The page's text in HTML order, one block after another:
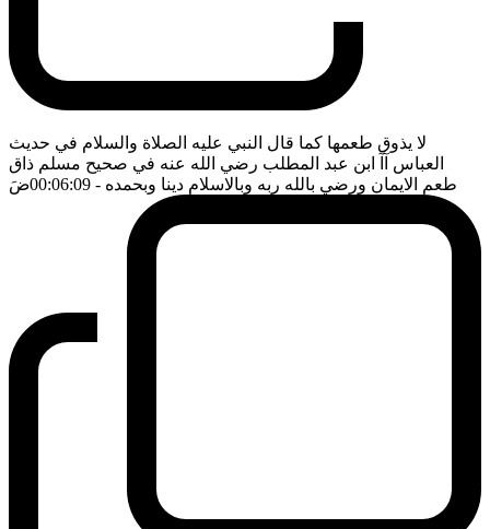
لا يذوق طعمها كما قال النبي عليه الصلاة والسلام في حديث
العباس آآ ابن عبد المطلب رضي الله عنه في صحيح مسلم ذاق
طعم الايمان ورضي بالله ربه وبالاسلام دينا وبحمده - 00:06:09 ضَ